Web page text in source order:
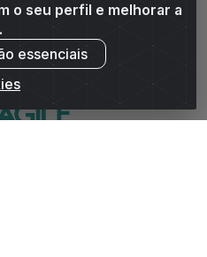
o seu perfil e melhorar a
essenciais
110, n° 1401 - Sitio Moco,
- CNPJ 10.667.481/0001-47